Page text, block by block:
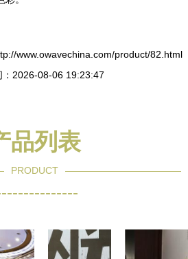
www.owavechina.com/product/82.html
：2026-08-06 19:23:47
品列表
PRODUCT